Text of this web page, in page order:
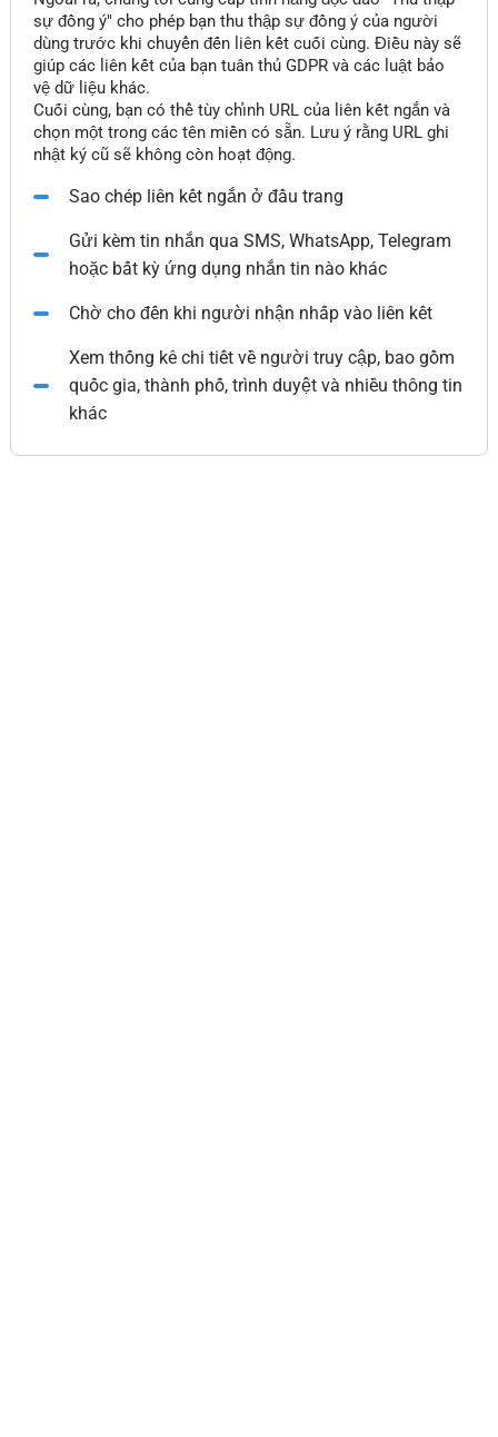
sự đồng ý" cho phép bạn thu thập sự đồng ý của người
dùng trước khi chuyển đến liên kết cuối cùng. Điều này sẽ
giúp các liên kết của bạn tuân thủ GDPR và các luật bảo
vệ dữ liệu khác.
Cuối cùng, bạn có thể tùy chỉnh URL của liên kết ngắn và
chọn một trong các tên miền có sẵn. Lưu ý rằng URL ghi
nhật ký cũ sẽ không còn hoạt động.
Sao chép liên kết ngắn ở đầu trang
Gửi kèm tin nhắn qua SMS, WhatsApp, Telegram
hoặc bất kỳ ứng dụng nhắn tin nào khác
Chờ cho đến khi người nhận nhấp vào liên kết
Xem thống kê chi tiết về người truy cập, bao gồm
quốc gia, thành phố, trình duyệt và nhiều thông tin
khác